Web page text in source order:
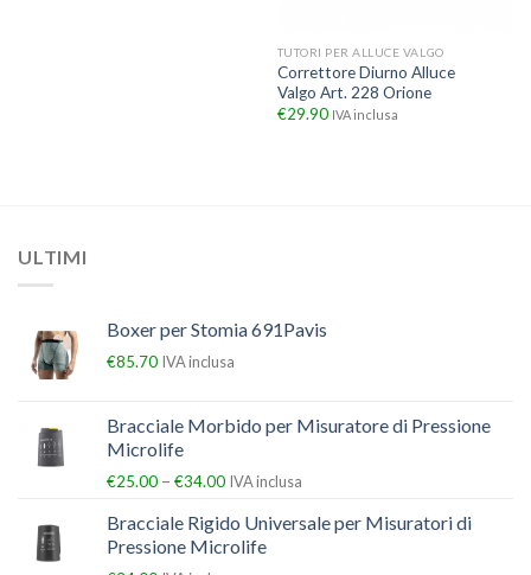
TUTORI PER ALLUCE VALGO
Correttore Diurno Alluce
Valgo Art. 228 Orione
€29.90 IVA inclusa
ULTIMI
Boxer per Stomia 691Pavis
€85.70 IVA inclusa
Bracciale Morbido per Misuratore di Pressione
Microlife
€25.00 – €34.00 IVA inclusa
Bracciale Rigido Universale per Misuratori di
Pressione Microlife